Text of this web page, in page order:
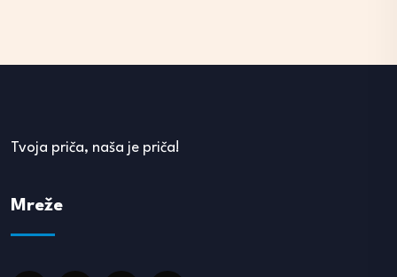
Tvoja priča, naša je priča!
Mreže